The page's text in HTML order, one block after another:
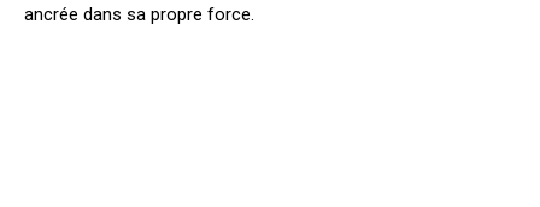
ancrée dans sa propre force.